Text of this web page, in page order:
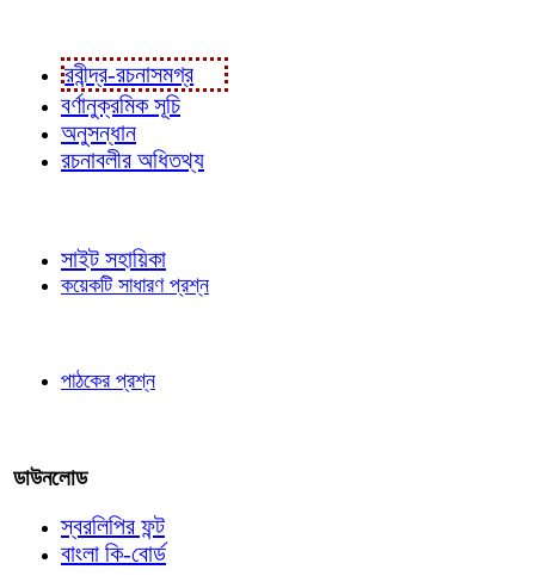
রবীন্দ্র-রচনাসমগ্র
বর্ণানুক্রমিক সূচি
অনুসন্ধান
রচনাবলীর অধিতথ্য
সাইট সহায়িকা
কয়েকটি সাধারণ প্রশ্ন
পাঠকের প্রশ্ন
ডাউনলোড
স্বরলিপির ফন্ট
বাংলা কি-বোর্ড